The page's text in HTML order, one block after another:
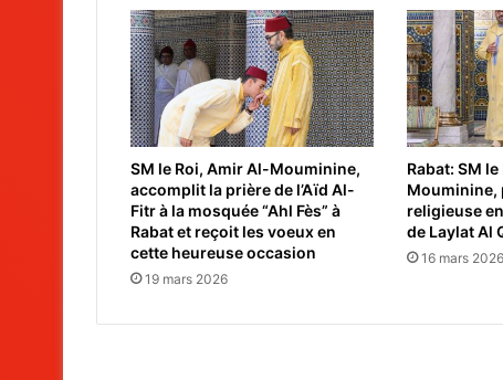
SM le Roi, Amir Al-Mouminine,
accomplit la prière de l’Aïd Al-
Fitr à la mosquée “Ahl Fès” à
Rabat et reçoit les voeux en
cette heureuse occasion
19 mars 2026
Rabat: SM
Mouminine,
religieuse
de Laylat Al
16 mars 2026